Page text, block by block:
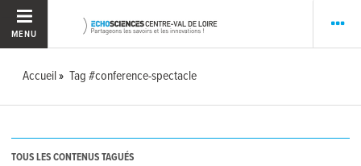
MENU
Accueil Tag #conference-spectacle
TOUS LES CONTENUS TAGUÉS